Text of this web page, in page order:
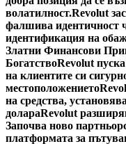
волатилност.Revolut
фалшива идентичност
идентификация на
Златни Финансови
БогатствоRevolut
на клиентите си
местоположението
на средства,
долараRevolut
Започва ново
платформата за